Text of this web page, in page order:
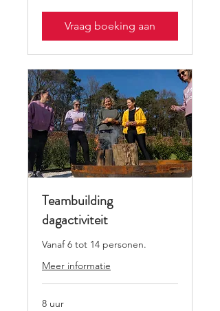
Vraag boeking aan
Teambuilding
dagactiviteit
Vanaf 6 tot 14 personen.
Meer informatie
8 uur